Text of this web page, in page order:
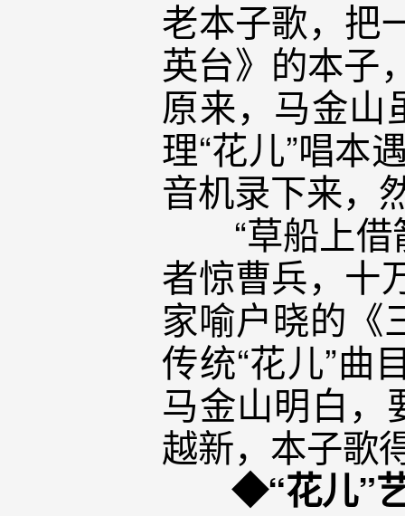
老本子歌，把
英台》的本子
原来，马金山
理“花儿”唱本
音机录下来，
“草船上借
者惊曹兵，十
家喻户晓的《
传统“花儿”曲
马金山明白，
越新，本子歌
◆“花儿”